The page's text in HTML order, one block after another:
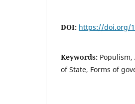
DOI: https://doi.org/
Keywords:
of State, Forms of